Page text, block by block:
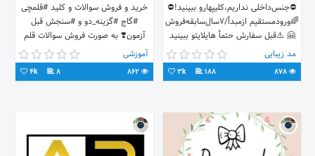
⛔️جنس‌داخلی نداریم،کلیپهارو ببینید!⛔️
🌈ورودمستقیم ازمبدأ/۷سال‌سابقه‌فروش
🤗 ⚠️قبل سفارش حتمأ هایلایتو ببینید
🙏🏻 🚚ارسال رایگان(عمده۶تابه‌بالا)💐
♨️واتساپ👇🏻
مد زیبایی
188
3k
خرید و فروش سوالات و کلید #قلمچی
#گاج #گزینه_دو و #سنجش قبل
آزمون❣️ به صورت فروش سوالات قلم
چی - قلمچی | گاج | گزینه دو - گزینه 2
| سنجش قبل برگزاری آزمون ✅ برای
دریافت فقط پیج رو فالو کنین!
آموزشی
8
4k